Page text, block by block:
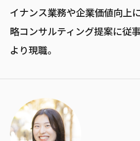
イナンス業務や企業価値向上
略コンサルティング提案に従
より現職。